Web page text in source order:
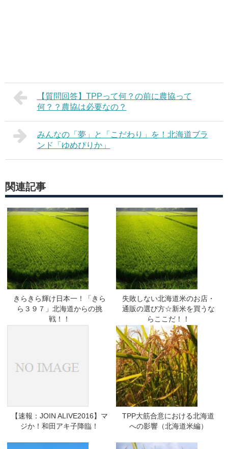
【質問回答】TPPって何？の前に農協って
何？？農協は必要なの？
みんなの「夢」と「こだわり」を！北海道ブラ
ンド「ゆめぴりか」
関連記事
きらきら輝け日本一！「きら
ら３９７」北海道からの挑
戦！！
失敗しない北海道米のお店・
通販の選び方☆新米を買うな
らここだ！！
【速報：JOIN ALIVE2016】マ
ジか！和田アキ子降臨！
TPP大筋合意における北海道
への影響（北海道米編）